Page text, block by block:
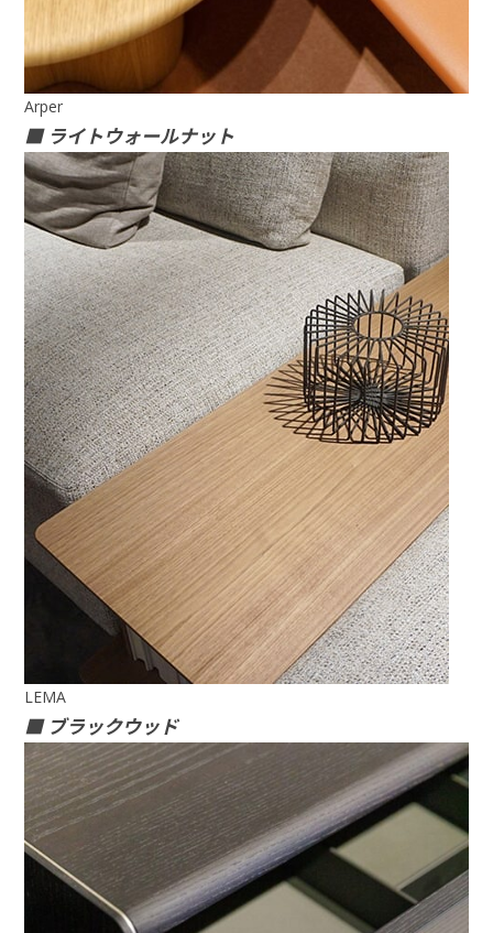
Arper
■ ライトウォールナット
LEMA
■ ブラックウッド